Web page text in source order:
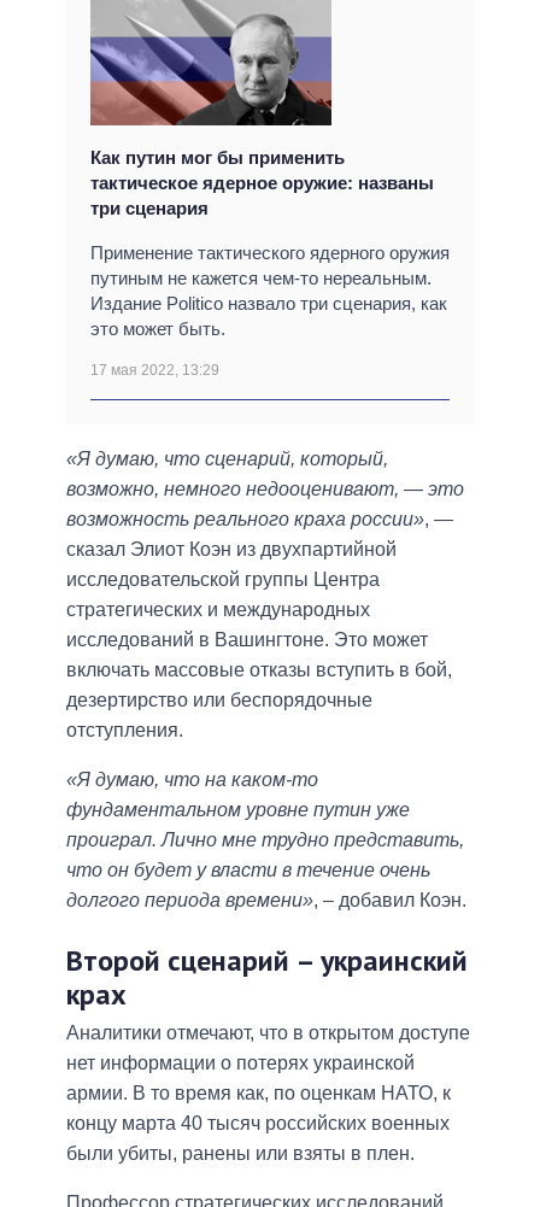
Как путин мог бы применить
тактическое ядерное оружие: названы
три сценария
Применение тактического ядерного оружия
путиным не кажется чем-то нереальным.
Издание Politico назвало три сценария, как
это может быть.
17 мая 2022, 13:29
«Я думаю, что сценарий, который,
возможно, немного недооценивают, — это
возможность реального краха россии», —
сказал Элиот Коэн из двухпартийной
исследовательской группы Центра
стратегических и международных
исследований в Вашингтоне. Это может
включать массовые отказы вступить в бой,
дезертирство или беспорядочные
отступления.
«Я думаю, что на каком-то
фундаментальном уровне путин уже
проиграл. Лично мне трудно представить,
что он будет у власти в течение очень
долгого периода времени», – добавил Коэн.
Второй сценарий – украинский
крах
Аналитики отмечают, что в открытом доступе
нет информации о потерях украинской
армии. В то время как, по оценкам НАТО, к
концу марта 40 тысяч российских военных
были убиты, ранены или взяты в плен.
Профессор стратегических исследований